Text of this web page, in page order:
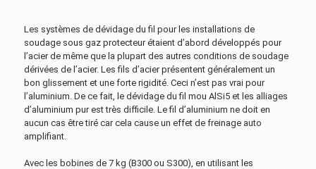
Les systèmes de dévidage du fil pour les installations de
soudage sous gaz protecteur étaient d’abord développés pour
l’acier de même que la plupart des autres conditions de soudage
dérivées de l’acier. Les fils d’acier présentent généralement un
bon glissement et une forte rigidité. Ceci n’est pas vrai pour
l’aluminium. De ce fait, le dévidage du fil mou AlSi5 et les alliages
d’aluminium pur est très difficile. Le fil d’aluminium ne doit en
aucun cas être tiré car cela cause un effet de freinage auto
amplifiant.
Avec les bobines de 7 kg (B300 ou S300), en utilisant les